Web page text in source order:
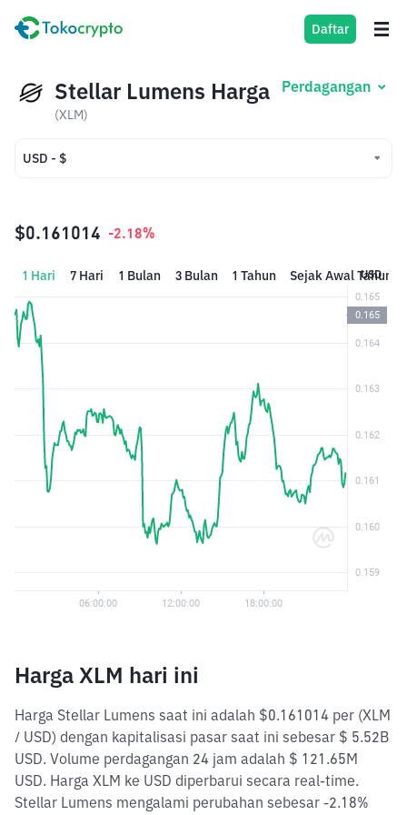
Daftar
Stellar Lumens Harga
(XLM)
Perdagangan
USD - $
IDR - Rp
$0.161014 -2.18%
1 Hari 7 Hari 1 Bulan 3 Bulan 1 Tahun Sejak Awal Tahun
USD
Harga XLM hari ini
Harga Stellar Lumens saat ini adalah $0.161014 per (XLM
/ USD) dengan kapitalisasi pasar saat ini sebesar $ 5.52B
USD. Volume perdagangan 24 jam adalah $ 121.65M
USD. Harga XLM ke USD diperbarui secara real-time.
Stellar Lumens mengalami perubahan sebesar -2.18%